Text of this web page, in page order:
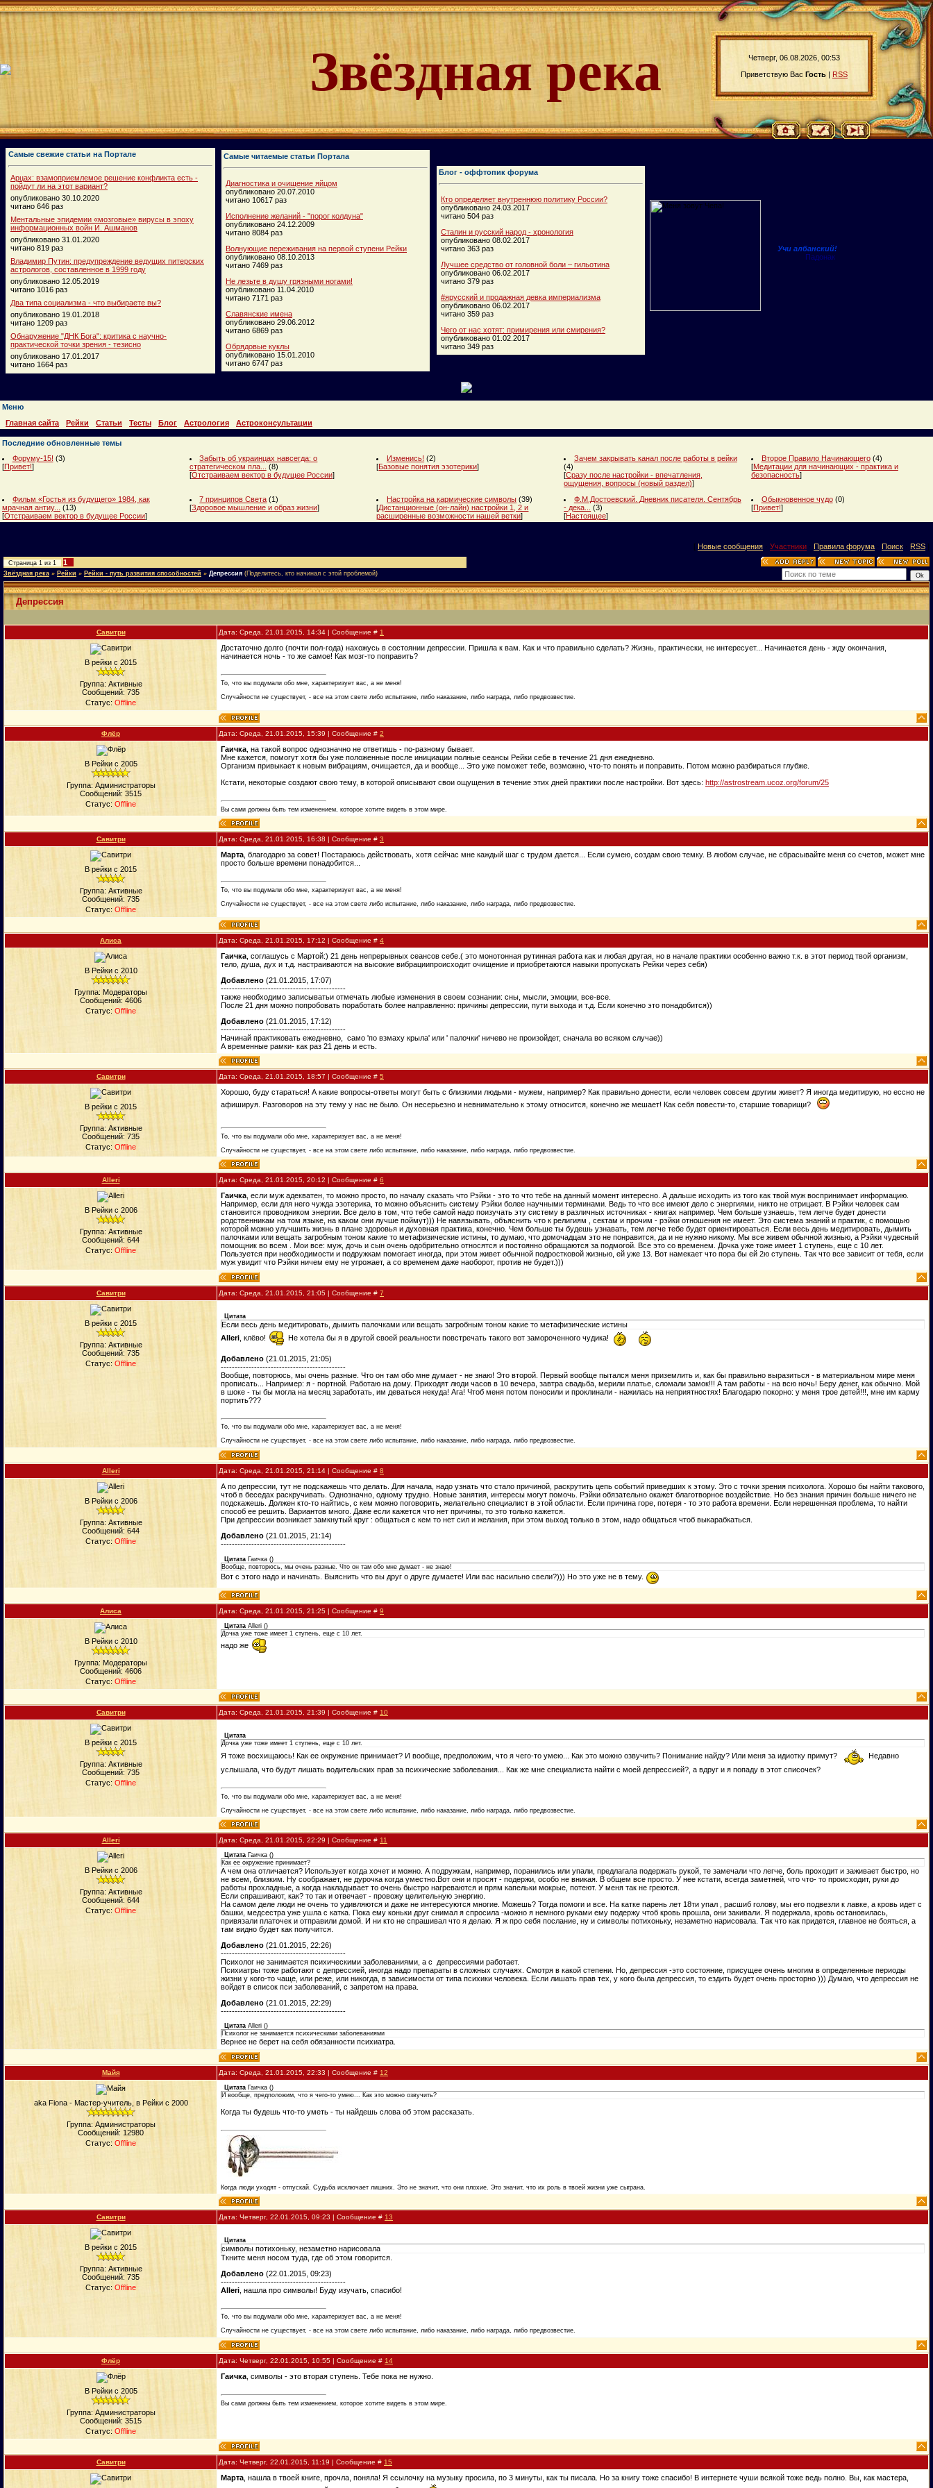
Четверг, 06.08.2026, 00:53
Приветствую Вас Гость | RSS
Звёздная река
Самые свежие статьи на Портале
Арцах: взамоприемлемое решение конфликта есть -
пойдут ли на этот вариант?
опубликовано 30.10.2020
читано 646 раз
Ментальные эпидемии «мозговые» вирусы в эпоху
информационных войн И. Ашманов
опубликовано 31.01.2020
читано 819 раз
Владимир Путин: предупреждение ведущих питерских
астрологов, составленное в 1999 году
опубликовано 12.05.2019
читано 1016 раз
Два типа социализма - что выбираете вы?
опубликовано 19.01.2018
читано 1209 раз
Обнаружение "ДНК Бога": критика с научно-
практической точки зрения - тезисно
опубликовано 17.01.2017
читано 1664 раз
Самые читаемые статьи Портала
Диагностика и очищение яйцом
опубликовано 20.07.2010
читано 10617 раз
Исполнение желаний - "порог колдуна"
опубликовано 24.12.2009
читано 8084 раз
Волнующие переживания на первой ступени Рейки
опубликовано 08.10.2013
читано 7469 раз
Не лезьте в душу грязными ногами!
опубликовано 11.04.2010
читано 7171 раз
Славянские имена
опубликовано 29.06.2012
читано 6869 раз
Обрядовые куклы
опубликовано 15.01.2010
читано 6747 раз
Блог - оффтопик форума
Кто определяет внутреннюю политику России?
опубликовано 24.03.2017
читано 504 раз
Сталин и русский народ - хронология
опубликовано 08.02.2017
читано 363 раз
Лучшее средство от головной боли – гильотина
опубликовано 06.02.2017
читано 379 раз
#ярусский и продажная девка империализма
опубликовано 06.02.2017
читано 359 раз
Чего от нас хотят: примирения или смирения?
опубликовано 01.02.2017
читано 349 раз
Учи албанский!
Падонак
Меню
Главная сайта
Рейки Статьи Тесты Блог Астрология Астроконсультации
Последние обновленные темы
Форуму-15! (3)
[Привет!]
Забыть об украинцах навсегда: о
стратегическом пла...
(8)
[Отстраиваем вектор в будущее России]
Изменись! (2)
[Базовые понятия эзотерики]
Зачем закрывать канал после работы в рейки
(4)
[Сразу после настройки - впечатления,
ощущения, вопросы (новый раздел)]
Второе Правило Начинающего (4)
[Медитации для начинающих - практика и
безопасность]
Фильм «Гостья из будущего» 1984, как
мрачная антиу...
(13)
[Отстраиваем вектор в будущее России]
7 принципов Света (1)
[Здоровое мышление и образ жизни]
Настройка на кармические символы (39)
[Дистанционные (он-лайн) настройки 1, 2 и
расширенные возможности нашей ветки]
Ф.М.Достоевский. Дневник писателя. Сентябрь
- дека...
(3)
[Настоящее]
Обыкновенное чудо (0)
[Привет!]
[ Новые сообщения · Участники · Правила форума · Поиск · RSS ]
Страница 1 из 1 1
Звёздная река » Рейки » Рейки - путь развития способностей » Депрессия (Поделитесь, кто начинал с этой проблемой)
Депрессия
Савитри Дата: Среда, 21.01.2015, 14:34 | Сообщение # 1
В рейки с 2015
Группа: Активные
Сообщений: 735
Статус: Offline
Достаточно долго (почти пол-года) нахожусь в состоянии депрессии. Пришла к вам. Как и что правильно сделать? Жизнь, практически, не интересует... Начинается день - жду окончания,
начинается ночь - то же самое! Как мозг-то поправить?
То, что вы подумали обо мне, характеризует вас, а не меня!
Случайности не существует, - все на этом свете либо испытание, либо наказание, либо награда, либо предвозвестие.
Флёр Дата: Среда, 21.01.2015, 15:39 | Сообщение # 2
В Рейки с 2005
Группа: Администраторы
Сообщений: 3515
Статус: Offline
Гаичка , на такой вопрос однозначно не ответишь - по-разному бывает.
Мне кажется, помогут хотя бы уже положенные после инициации полные сеансы Рейки себе в течение 21 дня ежедневно.
Организм привыкает к новым вибрациям, очищается, да и вообще... Это уже поможет тебе, возможно, что-то понять и поправить. Потом можно разбираться глубже.
Кстати, некоторые создают свою тему, в которой описывают свои ощущения в течение этих дней практики после настройки. Вот здесь: http://astrostream.ucoz.org/forum/25
Вы сами должны быть тем изменением, которое хотите видеть в этом мире.
Савитри Дата: Среда, 21.01.2015, 16:38 | Сообщение # 3
В рейки с 2015
Группа: Активные
Сообщений: 735
Статус: Offline
Марта , благодарю за совет! Постараюсь действовать, хотя сейчас мне каждый шаг с трудом дается... Если сумею, создам свою темку. В любом случае, не сбрасывайте меня со счетов, может мне
просто больше времени понадобится...
То, что вы подумали обо мне, характеризует вас, а не меня!
Случайности не существует, - все на этом свете либо испытание, либо наказание, либо награда, либо предвозвестие.
Алиса Дата: Среда, 21.01.2015, 17:12 | Сообщение # 4
В Рейки с 2010
Группа: Модераторы
Сообщений: 4606
Статус: Offline
Гаичка , соглашусь с Мартой:) 21 день непрерывных сеансов себе.( это монотонная рутинная работа как и любая другая, но в начале практики особенно важно т.к. в этот период твой организм,
тело, душа, дух и т.д. настраиваются на высокие вибрациипроисходит очищение и приобретаются навыки пропускать Рейки через себя)
Добавлено (21.01.2015, 17:07)
---------------------------------------------
также необходимо записыватьи отмечать любые изменения в своем сознании: сны, мысли, эмоции, все-все.
После 21 дня можно попробовать поработать более направленно: причины депрессии, пути выхода и т.д. Если конечно это понадобится))
Добавлено (21.01.2015, 17:12)
---------------------------------------------
Начинай практиковать ежедневно, само 'по взмаху крыла' или ' палочки' ничево не произойдет, сначала во всяком случае))
А временные рамки- как раз 21 день и есть.
Савитри Дата: Среда, 21.01.2015, 18:57 | Сообщение # 5
В рейки с 2015
Группа: Активные
Сообщений: 735
Статус: Offline
Хорошо, буду стараться! А какие вопросы-ответы могут быть с близкими людьми - мужем, например? Как правильно донести, если человек совсем другим живет? Я иногда медитирую, но ессно не
афишируя. Разговоров на эту тему у нас не было. Он несерьезно и невнимательно к этому относится, конечно же мешает! Как себя повести-то, старшие товарищи?
То, что вы подумали обо мне, характеризует вас, а не меня!
Случайности не существует, - все на этом свете либо испытание, либо наказание, либо награда, либо предвозвестие.
Alleri Дата: Среда, 21.01.2015, 20:12 | Сообщение # 6
В Рейки с 2006
Группа: Активные
Сообщений: 644
Статус: Offline
Гаичка , если муж адекватен, то можно просто, по началу сказать что Рэйки - это то что тебе на данный момент интересно. А дальше исходить из того как твой муж воспринимает информацию.
Например, если для него чужда эзотерика, то можно объяснить систему Рэйки более научными терминами. Ведь то что все имеют дело с энергиями, никто не отрицает. В Рэйки человек сам
становится проводником энергии. Все дело в том, что тебе самой надо поизучать эту систему в различных источниках - книгах например. Чем больше узнаешь, тем легче будет донести
родственникам на том языке, на каком они лучше поймут))) Не навязывать, объяснить что к религиям , сектам и прочим - рэйки отношения не имеет. Это система знаний и практик, с помощью
которой можно улучшить жизнь в плане здоровья и духовная практика, конечно. Чем больше ты будешь узнавать, тем легче тебе будет ориентироваться. Если весь день медитировать, дымить
палочками или вещать загробным тоном какие то метафизические истины, то думаю, что домочадцам это не понравится, да и не нужно никому. Мы все живем обычной жизнью, а Рэйки чудесный
помощник во всем . Мои все: муж, дочь и сын очень одобрительно относятся и постоянно обращаются за подмогой. Все это со временем. Дочка уже тоже имеет 1 ступень, еще с 10 лет.
Пользуется при необходимости и подружкам помогает иногда, при этом живет обычной подростковой жизнью, ей уже 13. Вот намекает что пора бы ей 2ю ступень. Так что все зависит от тебя, если
муж увидит что Рэйки ничем ему не угрожает, а со временем даже наоборот, против не будет.)))
Савитри Дата: Среда, 21.01.2015, 21:05 | Сообщение # 7
В рейки с 2015
Группа: Активные
Сообщений: 735
Статус: Offline
Цитата
Если весь день медитировать, дымить палочками или вещать загробным тоном какие то метафизические истины
Alleri , клёво! Не хотела бы я в другой своей реальности повстречать такого вот замороченного чудика!
Добавлено (21.01.2015, 21:05)
---------------------------------------------
Вообще, повторюсь, мы очень разные. Что он там обо мне думает - не знаю! Это второй. Первый вообще пытался меня приземлить и, как бы правильно выразиться - в материальном мире меня
прописать... Например: я - портной. Работаю на дому. Приходят люди часов в 10 вечера, завтра свадьба, мерили платье, сломали замок!!! А там работы - на всю ночь! Беру денег, как обычно. Мой
в шоке - ты бы могла на месяц заработать, им деваться некуда! Ага! Чтоб меня потом поносили и проклинали - нажилась на неприятностях! Благодарю покорно: у меня трое детей!!!, мне им карму
портить???
То, что вы подумали обо мне, характеризует вас, а не меня!
Случайности не существует, - все на этом свете либо испытание, либо наказание, либо награда, либо предвозвестие.
Alleri Дата: Среда, 21.01.2015, 21:14 | Сообщение # 8
В Рейки с 2006
Группа: Активные
Сообщений: 644
Статус: Offline
А по депрессии, тут не подскажешь что делать. Для начала, надо узнать что стало причиной, раскрутить цепь событий приведших к этому. Это с точки зрения психолога. Хорошо бы найти такового,
чтоб в беседах раскручивать. Однозначно, одному трудно. Новые занятия, интересы могут помочь. Рэйки обязательно окажет благотворное воздействие. Но без знания причин больше ничего не
подскажешь. Должен кто-то найтись, с кем можно поговорить, желательно специалист в этой области. Если причина горе, потеря - то это работа времени. Если нерешенная проблема, то найти
способ ее решить. Вариантов много. Даже если кажется что нет причины, то это только кажется.
При депрессии возникает замкнутый круг : общаться с кем то нет сил и желания, при этом выход только в этом, надо общаться чтоб выкарабкаться.
Добавлено (21.01.2015, 21:14)
---------------------------------------------
Цитата Гаичка ()
Вообще, повторюсь, мы очень разные. Что он там обо мне думает - не знаю!
Вот с этого надо и начинать. Выяснить что вы друг о друге думаете! Или вас насильно свели?))) Но это уже не в тему.
Алиса Дата: Среда, 21.01.2015, 21:25 | Сообщение # 9
В Рейки с 2010
Группа: Модераторы
Сообщений: 4606
Статус: Offline
Цитата Alleri ()
Дочка уже тоже имеет 1 ступень, еще с 10 лет.
надо же
Савитри Дата: Среда, 21.01.2015, 21:39 | Сообщение # 10
В рейки с 2015
Группа: Активные
Сообщений: 735
Статус: Offline
Цитата
Дочка уже тоже имеет 1 ступень, еще с 10 лет.
Я тоже восхищаюсь! Как ее окружение принимает? И вообще, предположим, что я чего-то умею... Как это можно озвучить? Понимание найду? Или меня за идиотку примут?
Недавно
услышала, что будут лишать водительских прав за психические заболевания... Как же мне специалиста найти с моей депрессией?, а вдруг и я попаду в этот списочек?
То, что вы подумали обо мне, характеризует вас, а не меня!
Случайности не существует, - все на этом свете либо испытание, либо наказание, либо награда, либо предвозвестие.
Alleri Дата: Среда, 21.01.2015, 22:29 | Сообщение # 11
В Рейки с 2006
Группа: Активные
Сообщений: 644
Статус: Offline
Цитата Гаичка ()
Как ее окружение принимает?
А чем она отличается? Использует когда хочет и можно. А подружкам, например, поранились или упали, предлагала подержать рукой, те замечали что легче, боль проходит и заживает быстро, но
не всем, близким. Ну соображает, не дурочка когда уместно.Вот они и просят - подержи, особо не вникая. В общем все просто. У нее кстати, всегда заметней, что что- то происходит, руки до
работы прохладные, а когда накладывает то очень быстро нагреваются и прям капельки мокрые, потеют. У меня так не греются.
Если спрашивают, как? то так и отвечает - провожу целительную энергию.
На самом деле люди не очень то удивляются и даже не интересуются многие. Можешь? Тогда помоги и все. На катке парень лет 18ти упал , расшиб голову, мы его подвезли к лавке, а кровь идет с
башки, медсестра уже ушла с катка. Пока ему коньки друг снимал я спросила -можно я немного руками ему подержу чтоб кровь прошла, они закивали. Я подержала, кровь остановилась,
привязали платочек и отправили домой. И ни кто не спрашивал что я делаю. Я ж про себя послание, ну и символы потихоньку, незаметно нарисовала. Так что как придется, главное не бояться, а
там видно будет как получится.
Добавлено (21.01.2015, 22:26)
---------------------------------------------
Психолог не занимается психическими заболеваниями, а с депрессиями работает.
Психиатры тоже работают с депрессией, иногда надо препараты в сложных случаях. Смотря в какой степени. Но, депрессия -это состояние, присущее очень многим в определенные периоды
жизни у кого-то чаще, или реже, или никогда, в зависимости от типа психики человека. Если лишать прав тех, у кого была депрессия, то ездить будет очень просторно ))) Думаю, что депрессия не
войдет в список пси заболеваний, с запретом на права.
Добавлено (21.01.2015, 22:29)
---------------------------------------------
Цитата Alleri ()
Психолог не занимается психическими заболеваниями
Вернее не берет на себя обязанности психиатра.
Майя Дата: Среда, 21.01.2015, 22:33 | Сообщение # 12
aka Fiona - Мастер-учитель, в Рейки с 2000
Группа: Администраторы
Сообщений: 12980
Статус: Offline
Цитата Гаичка ()
И вообще, предположим, что я чего-то умею... Как это можно озвучить?
Когда ты будешь что-то уметь - ты найдешь слова об этом рассказать.
Когда люди уходят - отпускай. Судьба исключает лишних. Это не значит, что они плохие. Это значит, что их роль в твоей жизни уже сыграна.
Савитри Дата: Четверг, 22.01.2015, 09:23 | Сообщение # 13
В рейки с 2015
Группа: Активные
Сообщений: 735
Статус: Offline
Цитата
символы потихоньку, незаметно нарисовала
Ткните меня носом туда, где об этом говорится.
Добавлено (22.01.2015, 09:23)
---------------------------------------------
Alleri , нашла про символы! Буду изучать, спасибо!
То, что вы подумали обо мне, характеризует вас, а не меня!
Случайности не существует, - все на этом свете либо испытание, либо наказание, либо награда, либо предвозвестие.
Флёр Дата: Четверг, 22.01.2015, 10:55 | Сообщение # 14
В Рейки с 2005
Группа: Администраторы
Сообщений: 3515
Статус: Offline
Гаичка , символы - это вторая ступень. Тебе пока не нужно.
Вы сами должны быть тем изменением, которое хотите видеть в этом мире.
Савитри Дата: Четверг, 22.01.2015, 11:19 | Сообщение # 15
Марта , нашла в твоей книге, прочла, поняла! Я ссылочку на музыку просила, по 3 минуты, как ты писала. Но за книгу тоже спасибо! В интернете чуши всякой тоже ведь полно. Вы, как мастера,